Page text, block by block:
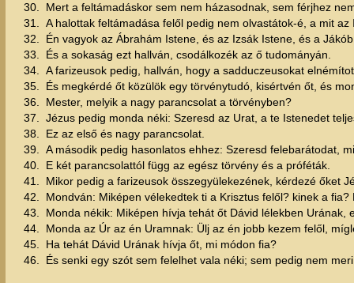
30.
Mert a feltámadáskor sem nem házasodnak, sem férjhez
31.
A halottak feltámadása felől pedig nem olvastátok-é, a mit
32.
Én vagyok az Ábrahám Istene, és az Izsák Istene, és a
33.
És a sokaság ezt hallván, csodálkozék az ő tudományán.
34.
A farizeusok pedig, hallván, hogy a sadduczeusokat
35.
És megkérdé őt közülök egy törvénytudó, kisértvén őt, és
36.
Mester, melyik a nagy parancsolat a törvényben?
37.
Jézus pedig monda néki: Szeresd az Urat, a te Istenedet
38.
Ez az első és nagy parancsolat.
39.
A második pedig hasonlatos ehhez: Szeresd felebarátodat,
40.
E két parancsolattól függ az egész törvény és a próféták.
41.
Mikor pedig a farizeusok összegyülekezének, kérdezé őket
42.
Mondván: Miképen vélekedtek ti a Krisztus felől? kinek a fia?
43.
Monda nékik: Miképen hívja tehát őt Dávid lélekben Urának,
44.
Monda az Úr az én Uramnak: Ülj az én jobb kezem felől,
45.
Ha tehát Dávid Urának hívja őt, mi módon fia?
46.
És senki egy szót sem felelhet vala néki; sem pedig nem